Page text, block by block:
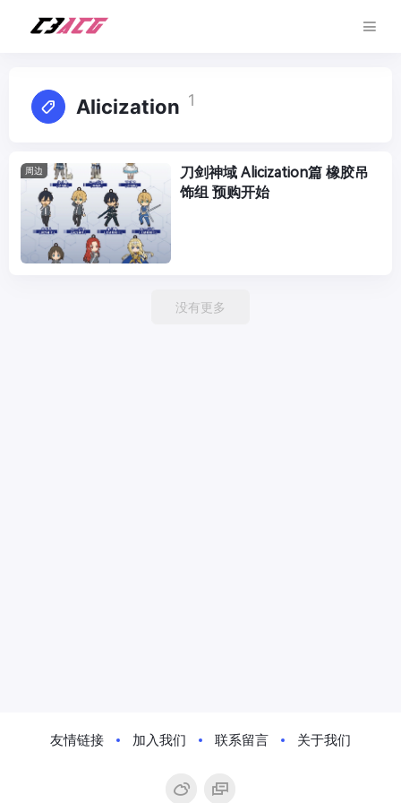
Alicization 1
周边
刀剑神域 Alicization篇 橡胶吊
饰组 预购开始
没有更多
友情链接 加入我们 联系留言 关于我们